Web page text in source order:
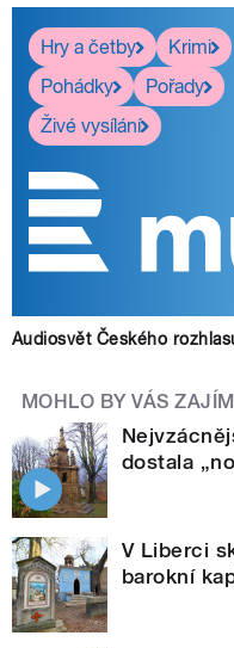
Hry a četby
Krimi
Pohádky
Pořady
Živé vysílání
Audiosvět Českého
MOHLO BY VÁS
dostala
V Liberci
barokní